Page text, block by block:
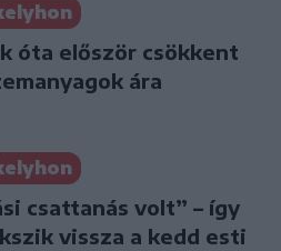
óta először csökkent
ára
csattanás volt” – így
vissza a kedd esti